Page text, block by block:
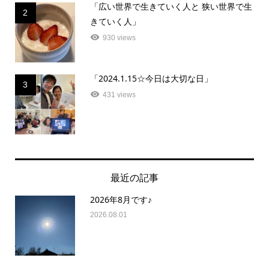
2
「広い世界で生きていく人と 狭い世界で生
きていく人」
930 views
3
「2024.1.15☆今日は大切な日」
431 views
最近の記事
2026年8月です♪
2026.08.01